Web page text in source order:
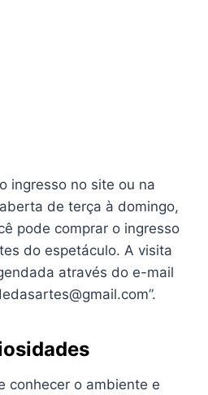
ingresso no site ou na
de terça à domingo,
pode comprar o ingresso
do espetáculo. A visita
através do e-mail
”.
conhecer o ambiente e